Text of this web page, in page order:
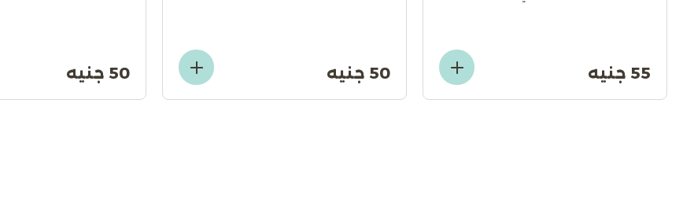
55 جنيه 50 جنيه 50 جنيه